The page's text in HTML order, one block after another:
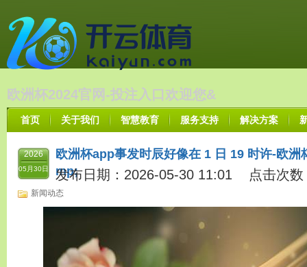
欧洲杯2024官网-投注入口欢迎您&
首页 关于我们 智慧教育 服务支持 解决方案
2026
05月30日
欧洲杯app事发时辰好像在 1 日 19 时许-欧
mp;
发布日期：2026-05-30 11:01 点击次数
新闻动态